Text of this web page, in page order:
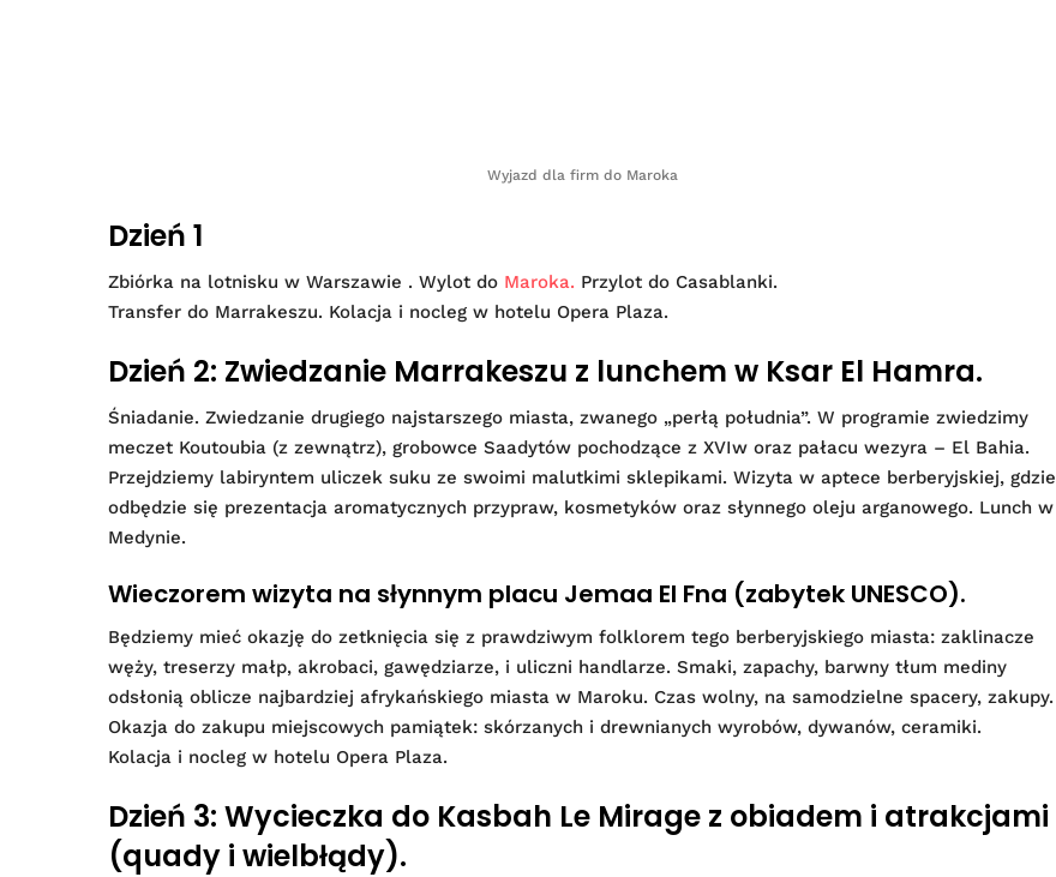
Wyjazd dla firm do Maroka
Dzień 1
Zbiórka na lotnisku w Warszawie . Wylot do Maroka. Przylot do Casablanki.
Transfer do Marrakeszu. Kolacja i nocleg w hotelu Opera Plaza.
Dzień 2: Zwiedzanie Marrakeszu z lunchem w Ksar El Hamra.
Śniadanie. Zwiedzanie drugiego najstarszego miasta, zwanego „perłą południa”. W programie zwiedzimy
meczet Koutoubia (z zewnątrz), grobowce Saadytów pochodzące z XVIw oraz pałacu wezyra – El Bahia.
Przejdziemy labiryntem uliczek suku ze swoimi malutkimi sklepikami. Wizyta w aptece berberyjskiej, gdzie
odbędzie się prezentacja aromatycznych przypraw, kosmetyków oraz słynnego oleju arganowego. Lunch w
Medynie.
Wieczorem wizyta na słynnym placu Jemaa El Fna (zabytek UNESCO).
Będziemy mieć okazję do zetknięcia się z prawdziwym folklorem tego berberyjskiego miasta: zaklinacze
węży, treserzy małp, akrobaci, gawędziarze, i uliczni handlarze. Smaki, zapachy, barwny tłum mediny
odsłonią oblicze najbardziej afrykańskiego miasta w Maroku. Czas wolny, na samodzielne spacery, zakupy.
Okazja do zakupu miejscowych pamiątek: skórzanych i drewnianych wyrobów, dywanów, ceramiki.
Kolacja i nocleg w hotelu Opera Plaza.
Dzień 3: Wycieczka do Kasbah Le Mirage z obiadem i atrakcjami
(quady i wielbłądy).